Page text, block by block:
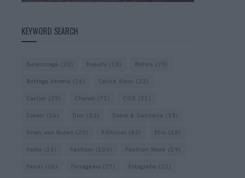
KEYWORD SEARCH
Balenciaga (20) Beauty (18) Berlin (29)
Bottega Veneta (26) Calvin Klein (22)
Cartier (25) Chanel (71) COS (21)
Diesel (16) Dior (52) Dolce & Gabbana (18)
Dries van Noten (20) Editorial (42) Etro (18)
Falke (35) Fashion (103) Fashion Week (19)
Fendi (26) Ferragamo (27) Fotografie (22)